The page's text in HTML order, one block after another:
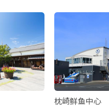
枕崎鲜鱼中心